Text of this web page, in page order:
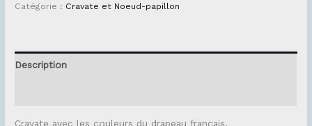
Catégorie : Cravate et Noeud-papillon
Description
Cravate avec les couleurs du drapeau français.